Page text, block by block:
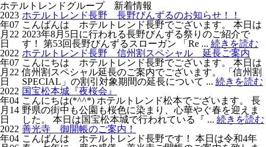
ホテルトレンドグループ 新着情報
2023
年07
月22
日
ホテルトレンド長野 長野びんずるのお知らせ！！
こんばんは ホテルトレンド長野でございます。 本日は
2023年8月5日に行われる長野びんずる祭りのご紹介で
す！ 第53回長野びんずるスローガン 「Re ... 続きを読む
2022
年07
月22
日
ホテルトレンド長野 信州割スペシャル 延長ご案内
こんにちは ホテルトレンド長野でございます。 本日は
信州割スペシャル延長のご案内でございます。 「信州割
SPECIAL」の割引対象期間の延長について ... 続きを読む
2022
年04
月14
日
国宝松本城『夜桜会』
こんにちは(*^^*) ホテルトレンド松本でございます。 長
野県の街中も公園も桜色に染まり、心華やぐ春を迎えま
した。 本日は国宝松本城で行われている『 ... 続きを読む
2022
年04
善光寺 御開帳のご案内！
こんばんは ホテルトレンド長野です！ 本日は令和4年